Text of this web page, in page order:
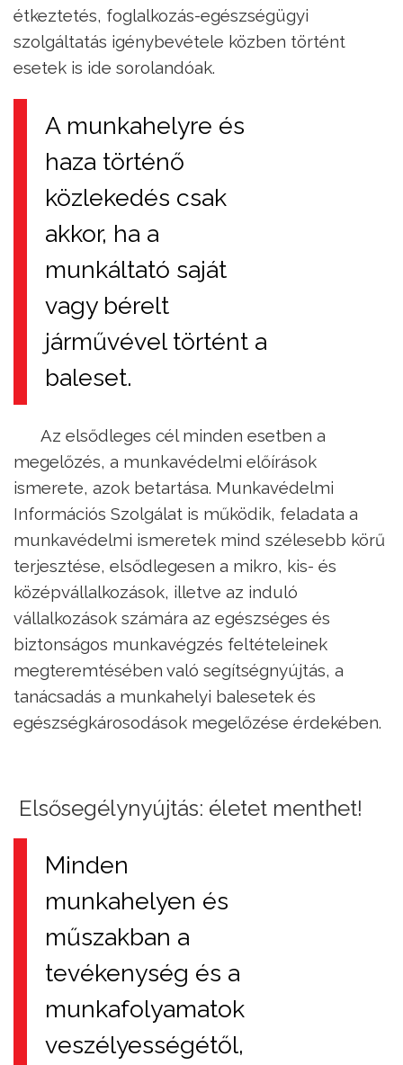
étkeztetés, foglalkozás-egészségügyi
szolgáltatás igénybevétele közben történt
esetek is ide sorolandóak.
A munkahelyre és
haza történő
közlekedés csak
akkor, ha a
munkáltató saját
vagy bérelt
járművével történt a
baleset.
Az elsődleges cél minden esetben a
megelőzés, a munkavédelmi előírások
ismerete, azok betartása. Munkavédelmi
Információs Szolgálat is működik, feladata a
munkavédelmi ismeretek mind szélesebb körű
terjesztése, elsődlegesen a mikro, kis- és
középvállalkozások, illetve az induló
vállalkozások számára az egészséges és
biztonságos munkavégzés feltételeinek
megteremtésében való segítségnyújtás, a
tanácsadás a munkahelyi balesetek és
egészségkárosodások megelőzése érdekében.
Elsősegélynyújtás: életet menthet!
Minden
munkahelyen és
műszakban a
tevékenység és a
munkafolyamatok
veszélyességétől,